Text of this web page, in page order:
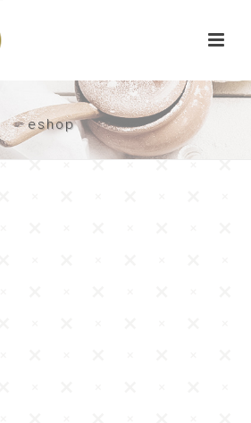
eshop